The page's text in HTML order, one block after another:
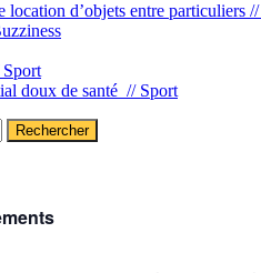
d’objets entre particuliers //
Sport
doux de santé // Sport